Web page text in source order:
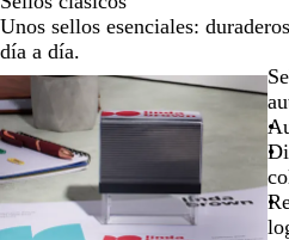
Unos sellos esenciales:
día a día.